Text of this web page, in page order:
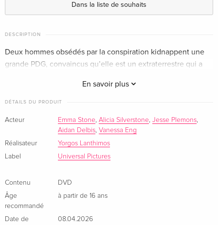
Allemand
Italien
CHF 23,50
Dans la liste de souhaits
DESCRIPTION
En savoir plus
Deux hommes obsédés par la conspiration kidnappent une
grande PDG, convaincus qu’elle est un extraterrestre qui a
DÉTAILS DU PRODUIT
Acteur Emma Stone Alicia Silverstone Jesse Plemons
Aidan Delbis Vanessa Eng
Réalisateur
Yorgos Lanthimos
Label
Universal Pictures
Contenu
DVD
Âge
recommandé
à partir de 16 ans
Date de
08.04.2026